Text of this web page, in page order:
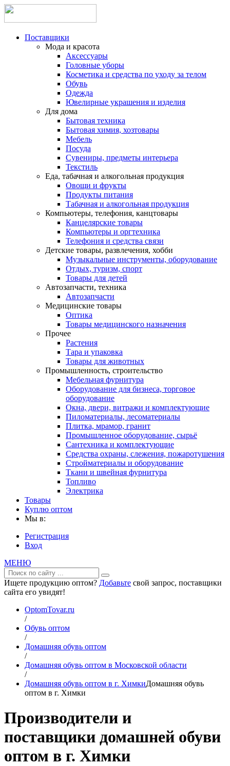
Поставщики
Мода и красота
Аксессуары
Головные уборы
Косметика и средства по уходу за телом
Обувь
Одежда
Ювелирные украшения и изделия
Для дома
Бытовая техника
Бытовая химия, хозтовары
Мебель
Посуда
Сувениры, предметы интерьера
Текстиль
Еда, табачная и алкогольная продукция
Овощи и фрукты
Продукты питания
Табачная и алкогольная продукция
Компьютеры, телефония, канцтовары
Канцелярские товары
Компьютеры и оргтехника
Телефония и средства связи
Детские товары, развлечения, хобби
Музыкальные инструменты, оборудование
Отдых, туризм, спорт
Товары для детей
Автозапчасти, техника
Автозапчасти
Медицинские товары
Оптика
Товары медицинского назначения
Прочее
Растения
Тара и упаковка
Товары для животных
Промышленность, строительство
Мебельная фурнитура
Оборудование для бизнеса, торговое
оборудование
Окна, двери, витражи и комплектующие
Пиломатериалы, лесоматериалы
Плитка, мрамор, гранит
Промышленное оборудование, сырьё
Сантехника и комплектующие
Средства охраны, слежения, пожаротушения
Стройматериалы и оборудование
Ткани и швейная фурнитура
Топливо
Электрика
Товары
Куплю оптом
Мы в:
Регистрация
Вход
МЕНЮ
Ищете продукцию оптом? Добавьте свой запрос, поставщики
сайта его увидят!
OptomTovar.ru
/
Обувь оптом
/
Домашняя обувь оптом
/
Домашняя обувь оптом в Московской области
/
Домашняя обувь оптом в г. ХимкиДомашняя обувь
оптом в г. Химки
Производители и
поставщики домашней обуви
оптом в г. Химки